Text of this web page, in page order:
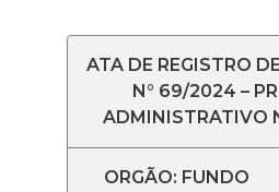
ATA DE REGISTRO
N° 69/2024 –
ADMINISTRATIVO
ORGÃO: FUNDO